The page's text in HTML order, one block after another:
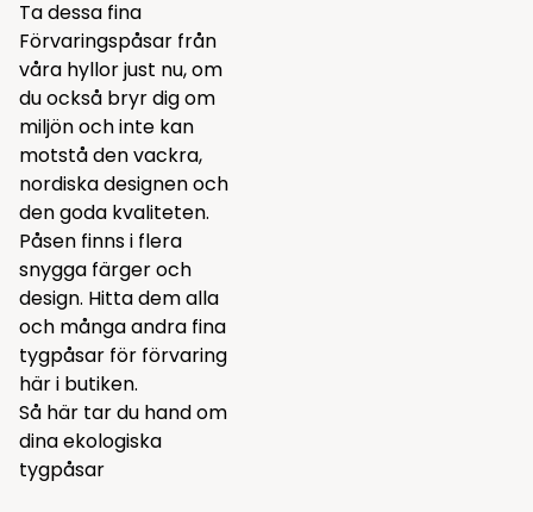
Ta dessa fina
Förvaringspåsar från
våra hyllor just nu, om
du också bryr dig om
miljön och inte kan
motstå den vackra,
nordiska designen och
den goda kvaliteten.
Påsen finns i flera
snygga färger och
design. Hitta dem alla
och många andra fina
tygpåsar för förvaring
här i butiken.
Så här tar du hand om
dina ekologiska
tygpåsar